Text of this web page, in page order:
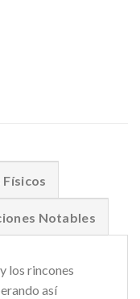
Notables
los rincones
así